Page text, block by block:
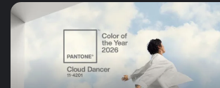
PANTONE
11-
Màu